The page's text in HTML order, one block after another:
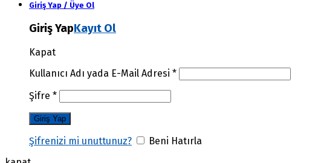
Giriş Yap / Üye Ol
Giriş YapKayıt Ol
Kapat
Kullanıcı Adı yada E-Mail Adresi *
Şifre *
Şifrenizi mi unuttunuz?
Beni Hatırla